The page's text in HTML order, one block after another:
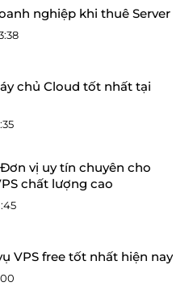
nghiệp khi thuê Server
chủ Cloud tốt nhất tại
vị uy tín chuyên cho
chất lượng cao
VPS free tốt nhất hiện nay